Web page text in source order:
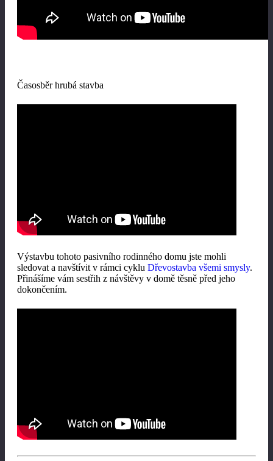
Časosběr hrubá stavba
Výstavbu tohoto pasivního rodinného domu jste mohli
sledovat a navštívit v rámci cyklu Dřevostavba všemi smysly.
Přinášíme vám sestřih z návštěvy v domě těsně před jeho
dokončením.